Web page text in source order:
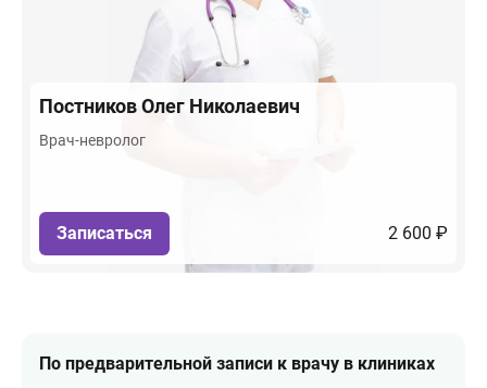
ПостниковОлег Николаевич
Врач-невролог
Записаться 2 600 ₽
По предварительной записи к врачу в клиниках